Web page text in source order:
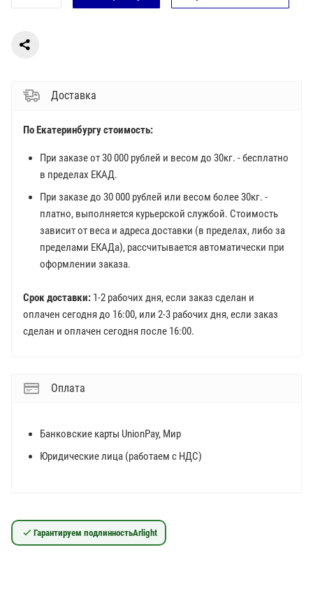
Доставка
По Екатеринбургу стоимость:
При заказе от 30 000 рублей и весом до 30кг. - бесплатно
в пределах ЕКАД.
При заказе до 30 000 рублей или весом более 30кг. -
платно, выполняется курьерской службой. Стоимость
зависит от веса и адреса доставки (в пределах, либо за
пределами ЕКАДа), рассчитывается автоматически при
оформлении заказа.
Срок доставки: 1-2 рабочих дня, если заказ сделан и
оплачен сегодня до 16:00, или 2-3 рабочих дня, если заказ
сделан и оплачен сегодня после 16:00.
Оплата
Банковские карты UnionPay, Мир
Юридические лица (работаем с НДС)
Гарантируем подлинностьArlight